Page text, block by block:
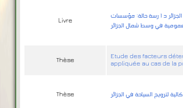
Livre
د ا رسة حالة: مؤسسات
في وسط شمال الجزائر
Thèse
Etude des facteurs
appliquée au cas de la
Thèse لترويج السياحة في الجزائر